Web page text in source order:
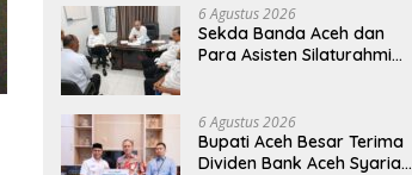
6 Agustus 2026
Sekda Banda Aceh dan
Para Asisten Silaturahmi
6 Agustus 2026
Bupati Aceh Besar Terima
Dividen Bank Aceh Syariah